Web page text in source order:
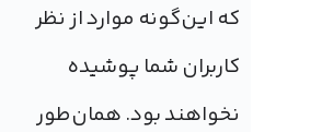
که این‌گونه موارد از نظر
کاربران شما پوشیده
نخواهند بود. همان‌طور